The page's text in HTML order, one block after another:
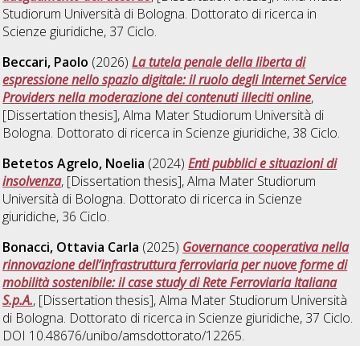
Studiorum Università di Bologna. Dottorato di ricerca in
Scienze giuridiche, 37 Ciclo.
Beccari, Paolo (2026)La tutela penale della liberta di
espressione nello spazio digitale: il ruolo degli Internet Service
Providers nella moderazione dei contenuti illeciti online,
[Dissertation thesis], Alma Mater Studiorum Università di
Bologna. Dottorato di ricerca in Scienze giuridiche, 38 Ciclo.
Betetos Agrelo, Noelia (2024)Enti pubblici e situazioni di
insolvenza, [Dissertation thesis], Alma Mater Studiorum
Università di Bologna. Dottorato di ricerca in Scienze
giuridiche, 36 Ciclo.
Bonacci, Ottavia Carla (2025) Governance cooperativa nella
rinnovazione dell’infrastruttura ferroviaria per nuove forme di
mobilità sostenibile: il case study di Rete Ferroviaria Italiana
S.p.A., [Dissertation thesis], Alma Mater Studiorum Università
di Bologna. Dottorato di ricerca in Scienze giuridiche, 37 Ciclo.
DOI 10.48676/unibo/amsdottorato/12265.